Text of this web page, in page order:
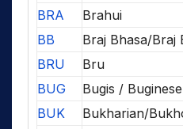
BRA
Brahui
BB
Braj Bhasa/Braj
BRU
Bru
BUG
Bugis / Buginese
BUK
Bukharian/